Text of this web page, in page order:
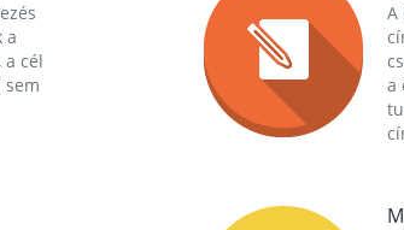
a
a cél
A
a